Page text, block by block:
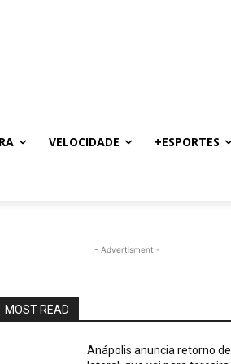
VELOCIDADE +ESPORTES
- Advertisment -
MOST READ
Anápolis anuncia retorno de